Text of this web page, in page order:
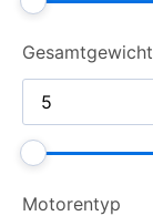
Gesamt­gewicht
Motorentyp